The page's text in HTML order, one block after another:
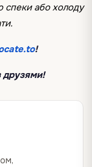
спеки або холоду
!
друзями!